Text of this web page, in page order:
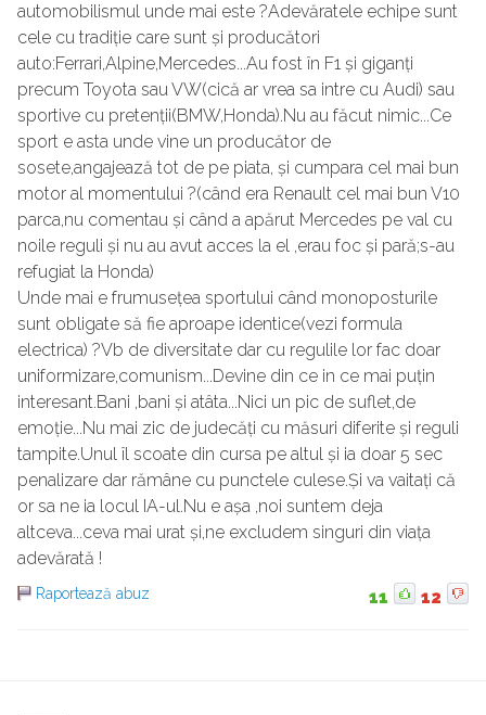
automobilismul unde mai este ?Adevăratele echipe sunt
cele cu tradiție care sunt și producători
auto:Ferrari,Alpine,Mercedes...Au fost în F1 și giganți
precum Toyota sau VW(cică ar vrea sa intre cu Audi) sau
sportive cu pretenții(BMW,Honda).Nu au făcut nimic...Ce
sport e asta unde vine un producător de
sosete,angajează tot de pe piata, și cumpara cel mai bun
motor al momentului ?(când era Renault cel mai bun V10
parca,nu comentau și când a apărut Mercedes pe val cu
noile reguli și nu au avut acces la el ,erau foc și pară;s-au
refugiat la Honda)
Unde mai e frumusețea sportului când monoposturile
sunt obligate să fie aproape identice(vezi formula
electrica) ?Vb de diversitate dar cu regulile lor fac doar
uniformizare,comunism...Devine din ce in ce mai puțin
interesant.Bani ,bani și atâta...Nici un pic de suflet,de
emoție...Nu mai zic de judecăți cu măsuri diferite și reguli
tampite.Unul îl scoate din cursa pe altul și ia doar 5 sec
penalizare dar rămâne cu punctele culese.Și va vaitați că
or sa ne ia locul IA-ul.Nu e așa ,noi suntem deja
altceva...ceva mai urat și,ne excludem singuri din viața
adevărată !
Raportează abuz 11 12